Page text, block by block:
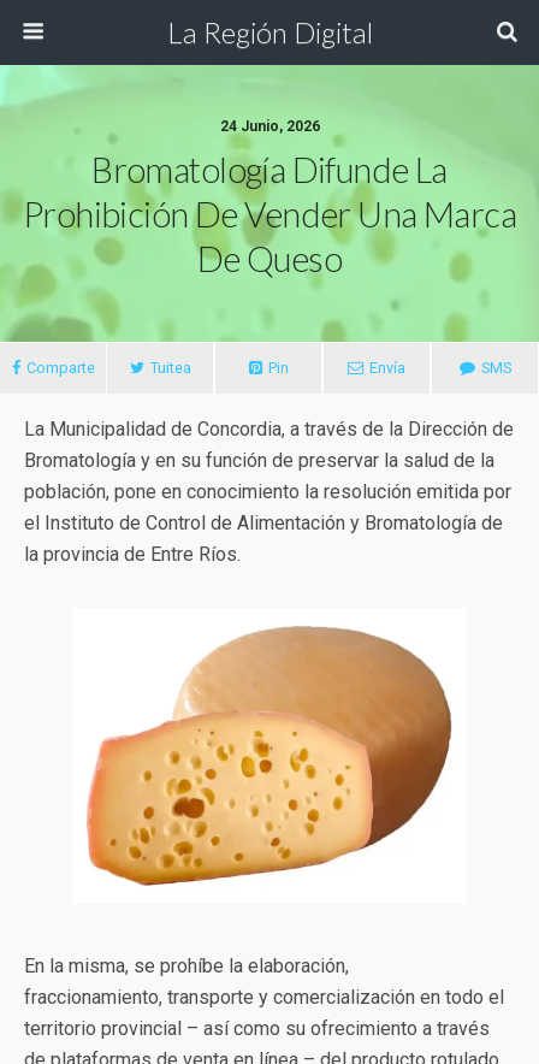
La Región Digital
24 Junio, 2026
Bromatología Difunde La
Prohibición De Vender Una Marca
De Queso
Comparte Tuitea Pin Envía SMS
La Municipalidad de Concordia, a través de la Dirección de
Bromatología y en su función de preservar la salud de la
población, pone en conocimiento la resolución emitida por
el Instituto de Control de Alimentación y Bromatología de
la provincia de Entre Ríos.
En la misma, se prohíbe la elaboración,
fraccionamiento, transporte y comercialización en todo el
territorio provincial – así como su ofrecimiento a través